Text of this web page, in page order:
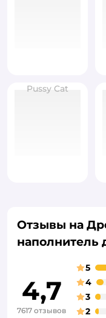
Pussy Cat
Отзывы на
наполнитель
4,7
7617 отзывов
5
4
3
2